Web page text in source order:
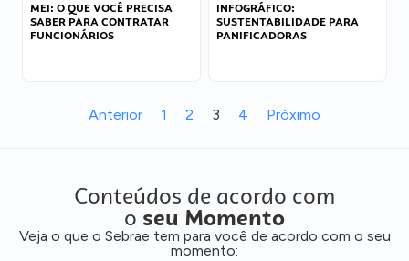
MEI: O QUE VOCÊ PRECISA
SABER PARA CONTRATAR
FUNCIONÁRIOS
INFOGRÁFICO:
SUSTENTABILIDADE PARA
PANIFICADORAS
Anterior 1 2 3 4 Próximo
Conteúdos de acordo com
o seu Momento
Veja o que o Sebrae tem para você de acordo com o seu
momento: